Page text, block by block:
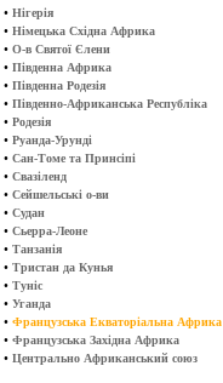
• Нігерія
• Німецька Східна Африка
• О-в Святої Єлени
• Південна Африка
• Південна Родезія
• Південно-Африканська Республіка
• Родезія
• Руанда-Урунді
• Сан-Томе та Принсіпі
• Свазіленд
• Сейшельські о-ви
• Судан
• Сьерра-Леоне
• Танзанія
• Тристан да Кунья
• Туніс
• Уганда
• Французська Екваторіальна Африка
• Французська Західна Африка
• Центрально Африканський союз